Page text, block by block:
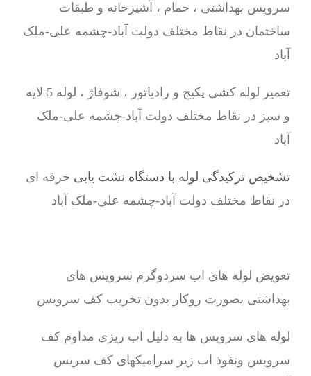
سرویس بهداشتی ، حمام ، آشپزخانه و طبقات
ساختمان در نقاط مختلف دولت آباد-چشمه علی-ملک
آباد
تعمیر لوله کشی پکیج و رادیاتور ، شوفاژ ، لوله 5 لایه
و سبز در نقاط مختلف دولت آباد-چشمه علی-ملک
آباد
تشخیص ترکیدگی لوله با دستگاه نشت یابی حرفه ای
در نقاط مختلف دولت آباد-چشمه علی-ملک آباد
تعویض لوله های اب سردوگرم سرویس های
بهداشتی بصورت روکار بدون تخریب کف سرویس
لوله های سرویس ها به دلیل اب ریزی مداوم کف
سرویس ونفوذ اب زیر سرامیکهای کف سریس